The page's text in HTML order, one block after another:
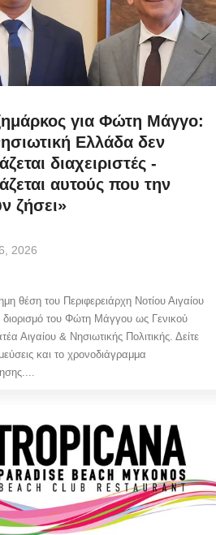
για Φώτη Μάγγο:
Ελλάδα δεν
διαχειριστές -
αυτούς που την
ζήσει»
2026
θέση του Περιφερειάρχη Νοτίου Αιγαίου
διορισμό του Φώτη Μάγγου ως Γενικού
Αιγαίου & Νησιωτικής Πολιτικής. Δείτε
και το χρονοδιάγραμμα